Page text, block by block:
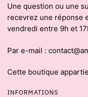
Une question ou une
recevrez une réponse
vendredi entre 9h et
Par e-mail :
Cette boutique
INFORMATIONS